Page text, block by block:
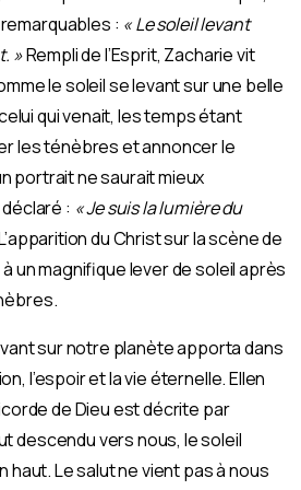
: « Le soleil levant
»Rempli de l’Esprit, Zacharie vit
le soleil se levant sur une belle
qui venait, les temps étant
les ténèbres et annoncer le
portrait ne saurait mieux
: « Je suis la lumière du
du Christ sur la scène de
un magnifique lever de soleil après
sur notre planète apporta dans
l’espoir et la vie éternelle. Ellen
de Dieu est décrite par
descendu vers nous, le soleil
haut. Le salut ne vient pas à nous